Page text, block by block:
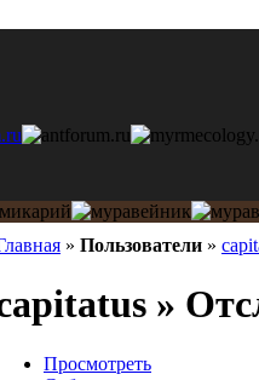
» Пользователи »
»
Просмотреть